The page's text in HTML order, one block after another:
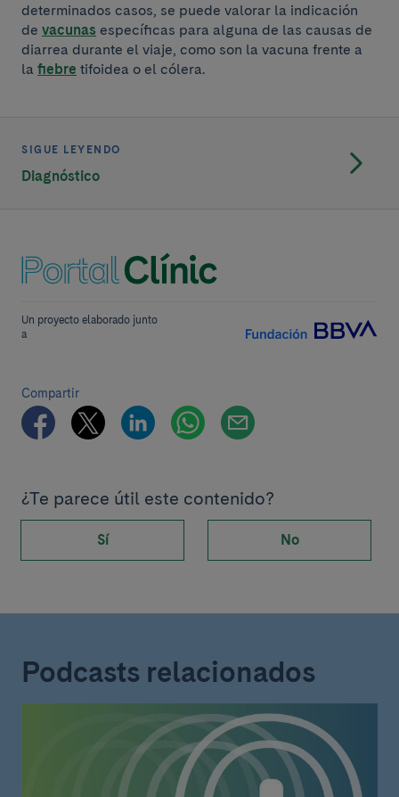
determinados casos, se puede valorar la indicación
de vacunas específicas para alguna de las causas de
diarrea durante el viaje, como son la vacuna frente a
la fiebre tifoidea o el cólera.
SIGUE LEYENDO
Diagnóstico
Un proyecto elaborado junto
a
Compartir
¿Te parece útil este contenido?
Sí No
Podcasts relacionados